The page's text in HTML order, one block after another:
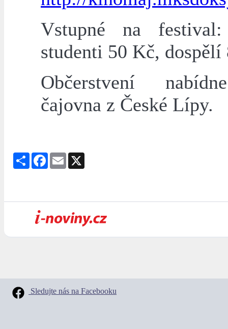
Vstupné na
studenti 50 Kč, dospělí
Občerstvení
čajovna z České Lípy.
Share Facebook
Email
Sledujte nás na Facebooku